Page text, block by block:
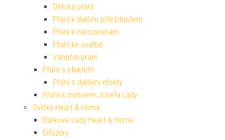
Dětská přání
Přání k dalším příležitostem
Přání k narozeninám
Přání ke svatbě
Vánoční přání
Přání s efektem
Přání s dalšími efekty
Přání s motivem Josefa Lady
Svíčky Heart & Home
Dárkové sady Heart & Home
Difuzéry